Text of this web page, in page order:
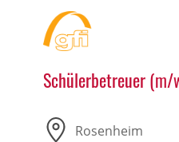
Schülerbetreuer
Rosenheim